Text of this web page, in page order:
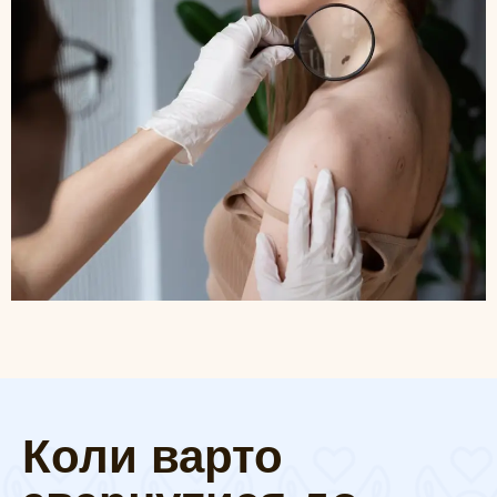
Коли варто